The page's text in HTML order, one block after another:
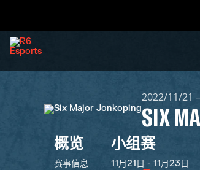
2022/11/21
SIX
概览
赛事信息
小组赛
11月21日 - 11月23日